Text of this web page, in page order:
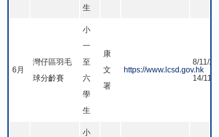
生
6月
灣仔區羽毛
球分齡賽
小
一
至
六
學
生
康
文
署
https://www.lcsd.gov.hk
8/11/
14/11/
小